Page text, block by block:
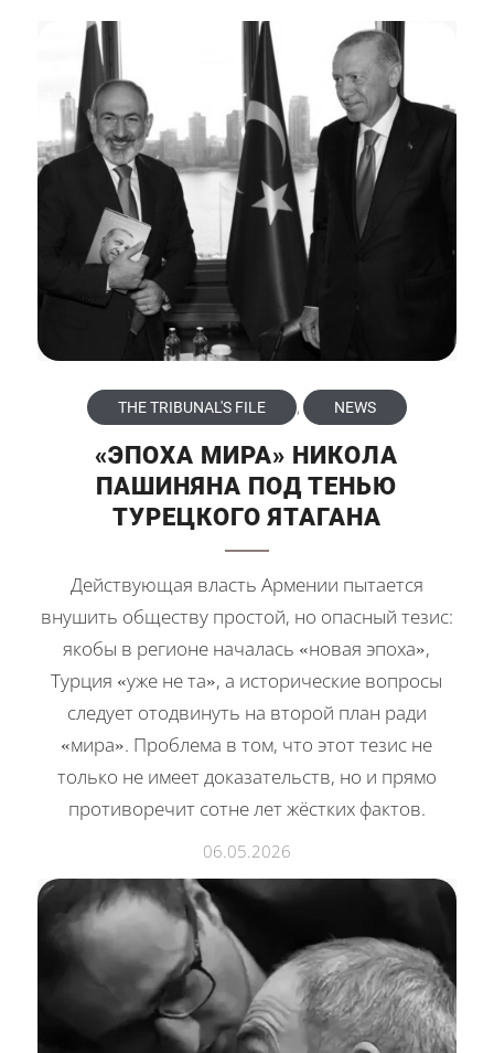
«ЭПОХА МИРА» НИКОЛА
ПАШИНЯНА ПОД ТЕНЬЮ
ТУРЕЦКОГО ЯТАГАНА
THE TRIBUNAL'S FILE , NEWS
Действующая власть Армении пытается
внушить обществу простой, но опасный тезис:
якобы в регионе началась «новая эпоха»,
Турция «уже не та», а исторические вопросы
следует отодвинуть на второй план ради
«мира». Проблема в том, что этот тезис не
только не имеет доказательств, но и прямо
противоречит сотне лет жёстких фактов.
06.05.2026